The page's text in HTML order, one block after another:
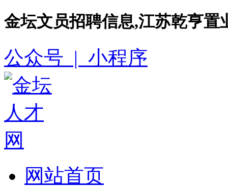
金坛文员招聘信息,江苏乾亨置
公众号 | 小程序
网站首页